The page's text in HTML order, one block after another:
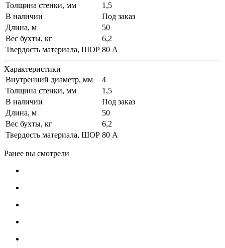
Толщина стенки, мм
1,5
В наличии
Под заказ
Длина, м
50
Вес бухты, кг
6,2
Твердость материала, ШОР 80 А
Характеристики
Внутренний диаметр, мм
4
Толщина стенки, мм
1,5
В наличии
Под заказ
Длина, м
50
Вес бухты, кг
6,2
Твердость материала, ШОР 80 А
Ранее вы смотрели